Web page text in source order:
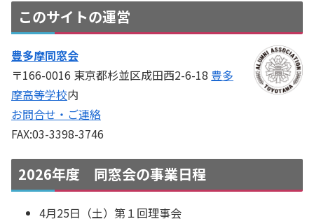
このサイトの運営
豊多摩同窓会
〒166-0016 東京都杉並区成田西2-6-18 豊多
摩高等学校内
お問合せ・ご連絡
FAX:03-3398-3746
2026年度 同窓会の事業日程
4月25日（土）第１回理事会